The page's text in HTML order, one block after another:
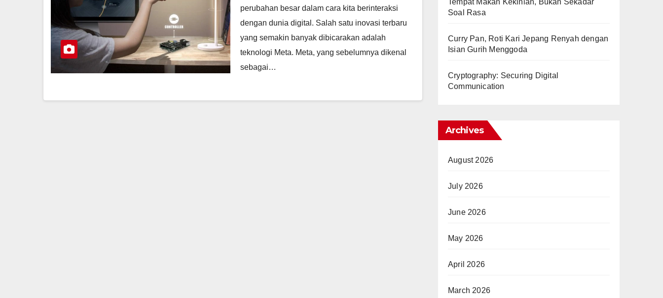
perubahan besar dalam cara kita berinteraksi
dengan dunia digital. Salah satu inovasi terbaru
yang semakin banyak dibicarakan adalah
teknologi Meta. Meta, yang sebelumnya dikenal
sebagai…
Soal Rasa
Curry Pan, Roti Kari Jepang Renyah dengan
Isian Gurih Menggoda
Cryptography: Securing Digital
Communication
Archives
August 2026
July 2026
June 2026
May 2026
April 2026
March 2026